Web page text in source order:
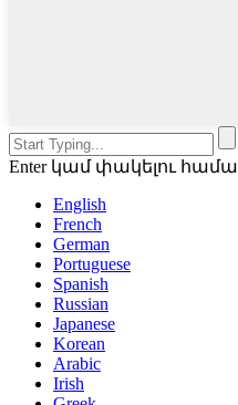
Enter կամ փակելու
English
French
German
Portuguese
Spanish
Russian
Japanese
Korean
Arabic
Irish